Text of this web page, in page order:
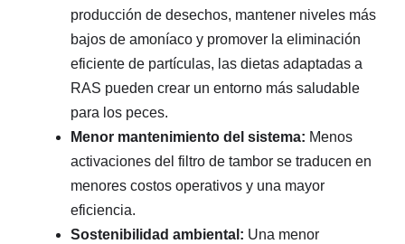
producción de desechos, mantener niveles más
bajos de amoníaco y promover la eliminación
eficiente de partículas, las dietas adaptadas a
RAS pueden crear un entorno más saludable
para los peces.
Menor mantenimiento del sistema: Menos
activaciones del filtro de tambor se traducen en
menores costos operativos y una mayor
eficiencia.
Sostenibilidad ambiental: Una menor